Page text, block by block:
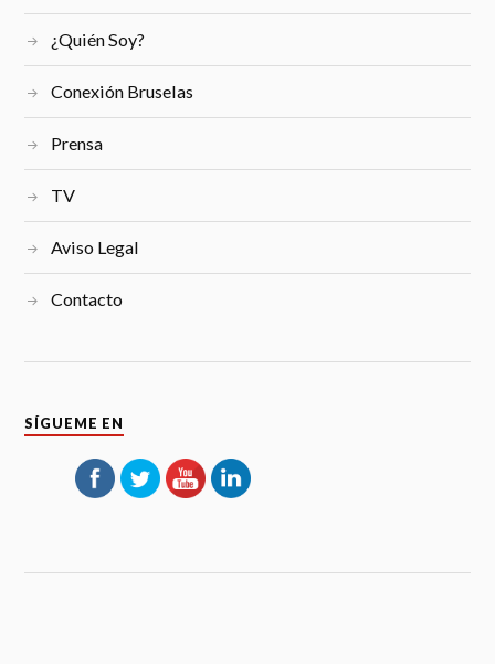
¿Quién Soy?
Conexión Bruselas
Prensa
TV
Aviso Legal
Contacto
SÍGUEME EN